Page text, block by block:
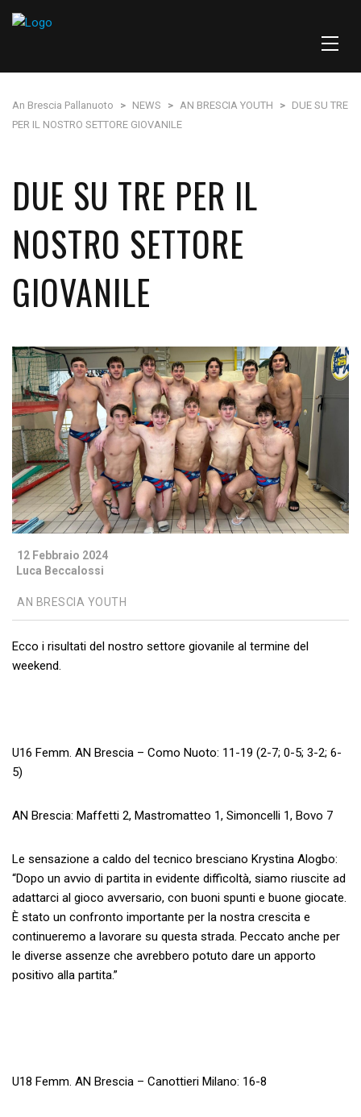
An Brescia Pallanuoto > NEWS > AN BRESCIA YOUTH > DUE SU TRE
PER IL NOSTRO SETTORE GIOVANILE
DUE SU TRE PER IL
NOSTRO SETTORE
GIOVANILE
12 Febbraio 2024
Luca Beccalossi
AN BRESCIA YOUTH
Ecco i risultati del nostro settore giovanile al termine del
weekend.
U16 Femm. AN Brescia – Como Nuoto: 11-19 (2-7; 0-5; 3-2; 6-
5)
AN Brescia: Maffetti 2, Mastromatteo 1, Simoncelli 1, Bovo 7
Le sensazione a caldo del tecnico bresciano Krystina Alogbo:
“Dopo un avvio di partita in evidente difficoltà, siamo riuscite ad
adattarci al gioco avversario, con buoni spunti e buone giocate.
È stato un confronto importante per la nostra crescita e
continueremo a lavorare su questa strada. Peccato anche per
le diverse assenze che avrebbero potuto dare un apporto
positivo alla partita.”
U18 Femm. AN Brescia – Canottieri Milano: 16-8